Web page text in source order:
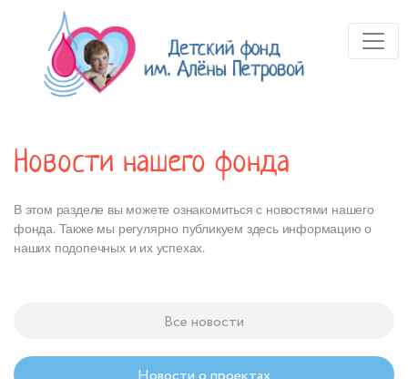
Новости нашего фонда
В этом разделе вы можете ознакомиться с новостями нашего
фонда. Также мы регулярно публикуем здесь информацию о
наших подопечных и их успехах.
Все новости